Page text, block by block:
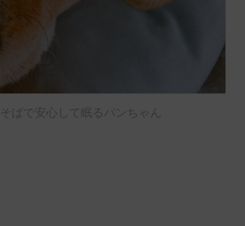
ばで安心して眠るパンちゃん